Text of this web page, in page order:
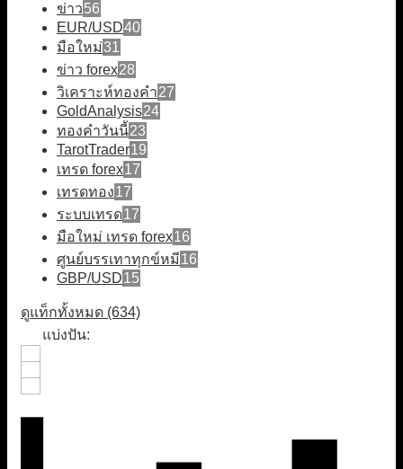
ข่าว56
EUR/USD40
มือใหม่31
ข่าว forex28
วิเคราะห์ทองคำ27
GoldAnalysis24
ทองคำวันนี้23
TarotTrader19
เทรด forex17
เทรดทอง17
ระบบเทรด17
มือใหม่ เทรด forex16
ศูนย์บรรเทาทุกข์หมี16
GBP/USD15
ดูแท็กทั้งหมด (634)
แบ่งปัน: